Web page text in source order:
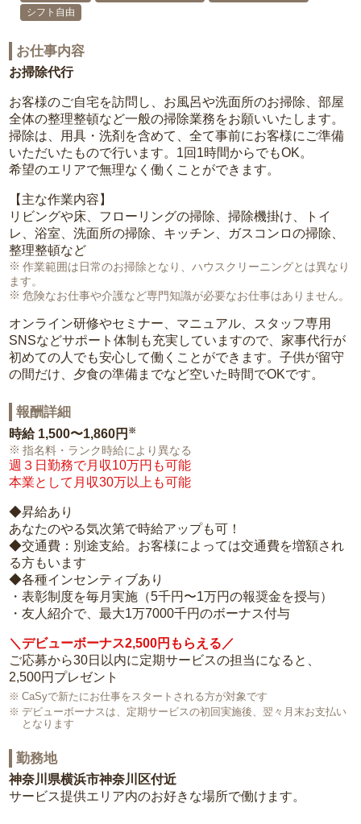
シフト自由
お仕事内容
お掃除代行
お客様のご自宅を訪問し、お風呂や洗面所のお掃除、部屋
全体の整理整頓など一般の掃除業務をお願いいたします。
掃除は、用具・洗剤を含めて、全て事前にお客様にご準備
いただいたもので行います。1回1時間からでもOK。
希望のエリアで無理なく働くことができます。
【主な作業内容】
リビングや床、フローリングの掃除、掃除機掛け、トイ
レ、浴室、洗面所の掃除、キッチン、ガスコンロの掃除、
整理整頓など
作業範囲は日常のお掃除となり、ハウスクリーニングとは異なり
ます。
危険なお仕事や介護など専門知識が必要なお仕事はありません。
オンライン研修やセミナー、マニュアル、スタッフ専用
SNSなどサポート体制も充実していますので、家事代行が
初めての人でも安心して働くことができます。子供が留守
の間だけ、夕食の準備までなど空いた時間でOKです。
報酬詳細
時給 1,500〜1,860円 ※
指名料・ランク時給により異なる
週３日勤務で月収10万円も可能
本業として月収30万以上も可能
◆昇給あり
あなたのやる気次第で時給アップも可！
◆交通費：別途支給。お客様によっては交通費を増額され
る方もいます
◆各種インセンティブあり
・表彰制度を毎月実施（5千円〜1万円の報奨金を授与）
・友人紹介で、最大1万7000千円のボーナス付与
＼デビューボーナス2,500円もらえる／
ご応募から30日以内に定期サービスの担当になると、
2,500円プレゼント
CaSyで新たにお仕事をスタートされる方が対象です
デビューボーナスは、定期サービスの初回実施後、翌々月末お支払い
となります
勤務地
神奈川県横浜市神奈川区付近
サービス提供エリア内のお好きな場所で働けます。